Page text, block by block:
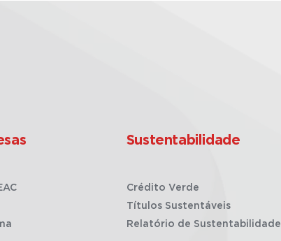
Sustentabilidade
Crédito Verde
Títulos Sustentáveis
Relatório de Sustentabilidade